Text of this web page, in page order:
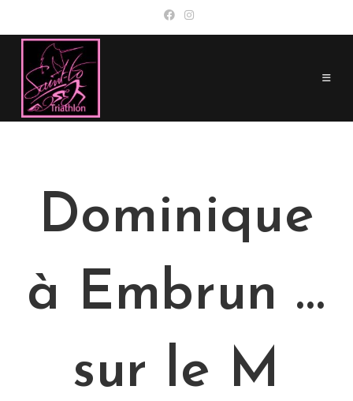
content
Dominique
à Embrun …
sur le M